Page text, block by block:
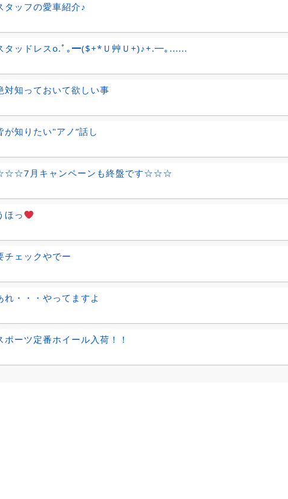
タッフの愛車紹介♪
タッドレスo.ﾟ｡━($+*Ｕ艸Ｕ+)♪+.━｡......
対知っておいて欲しい事
が知りたい"アノ”話し
月キャンペーンも終盤です☆☆☆
ほっ
チェックやでー
れ・・・やってますよ
ポーツ定番ホイール入荷！！